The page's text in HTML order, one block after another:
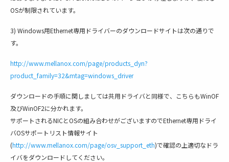
OSが制限されています。
3) Windows用Ethernet専用ドライバーのダウンロードサイトは次の通りで
す。
http://www.mellanox.com/page/products_dyn?
product_family=32&mtag=windows_driver
ダウンロードの手順に関しましては共用ドライバと同様で、こちらもWinOF
及びWinOF2に分かれます。
サポートされるNICとOSの組み合わせがございますのでEthernet専用ドライ
バOSサポートリスト情報サイト
(http://www.mellanox.com/page/osv_support_eth)で確認の上適切なドラ
イバをダウンロードしてください。